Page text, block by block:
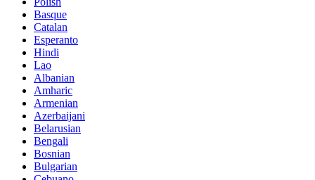
Basque
Catalan
Esperanto
Hindi
Lao
Albanian
Amharic
Armenian
Azerbaijani
Belarusian
Bengali
Bosnian
Bulgarian